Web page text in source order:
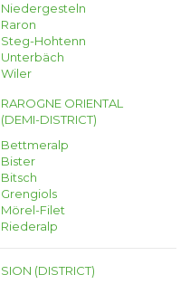
Niedergesteln
Raron
Steg-Hohtenn
Unterbäch
Wiler
RAROGNE ORIENTAL
(DEMI-DISTRICT)
Bettmeralp
Bister
Bitsch
Grengiols
Mörel-Filet
Riederalp
SION (DISTRICT)